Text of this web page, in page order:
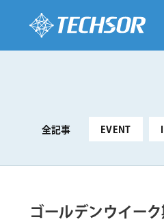
全記事 EVENT
ゴールデンウイー